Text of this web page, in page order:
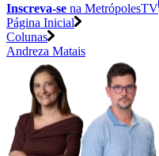
Inscreva-se na MetrópolesTV
Página Inicial
Colunas
Andreza Matais